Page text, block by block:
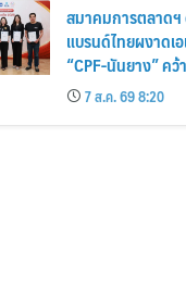
สมาคมการตลาด
แบรนด์ไทยผงาดเ
“CPF-นันยาง” คว้
ใหญ่ พร้อม 4 นักกา
ไทยกวาดรางวัลบุคค
AMF AMEA &
7 ส.ค. 69 8:20